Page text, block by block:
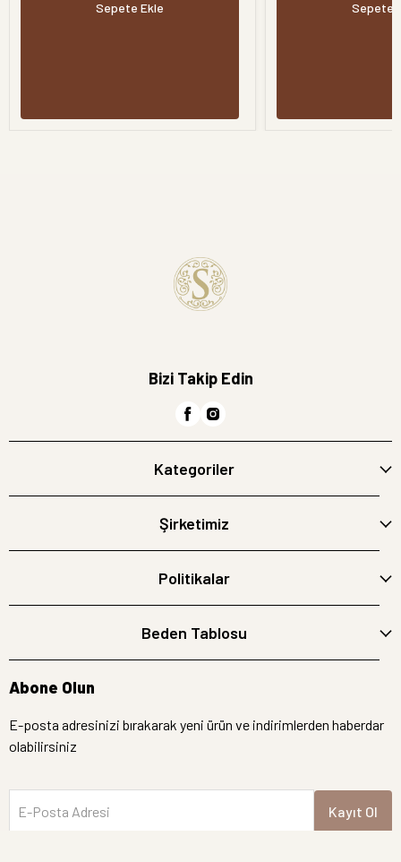
Sepete Ekle Sepete
Bizi Takip Edin
Kategoriler
Şirketimiz
Politikalar
Beden Tablosu
Abone Olun
E-posta adresinizi bırakarak yeni ürün ve indirimlerden haberdar
olabilirsiniz
E-Posta Adresi Kayıt Ol